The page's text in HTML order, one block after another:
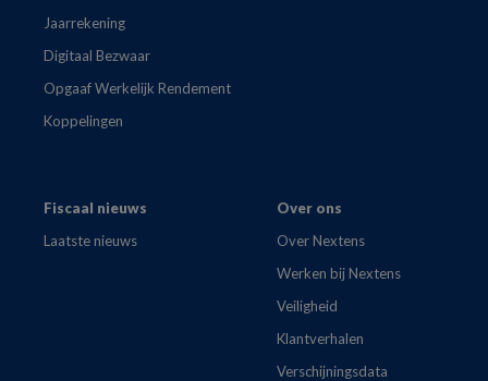
Jaarrekening
Digitaal Bezwaar
Opgaaf Werkelijk Rendement
Koppelingen
Fiscaal nieuws
Laatste nieuws
Over ons
Over Nextens
Werken bij Nextens
Veiligheid
Klantverhalen
Verschijningsdata